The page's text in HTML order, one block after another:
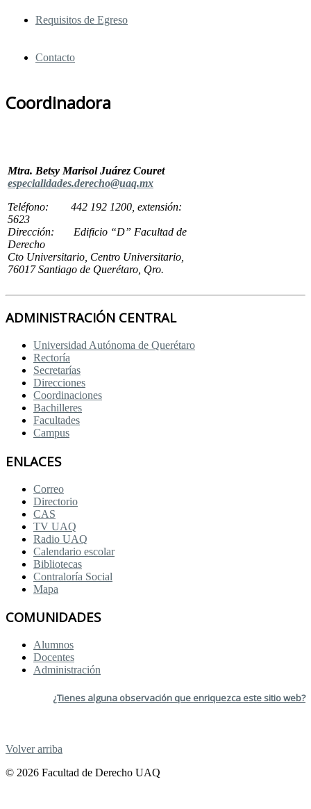
Requisitos de Egreso
Contacto
Coordinadora
Mtra. Betsy Marisol Juárez Couret
especialidades.derecho@uaq.mx
Teléfono: 442 192 1200, extensión:
5623
Dirección: Edificio “D” Facultad de
Derecho
Cto Universitario, Centro Universitario,
76017 Santiago de Querétaro, Qro.
ADMINISTRACIÓN CENTRAL
Universidad Autónoma de Querétaro
Rectoría
Secretarías
Direcciones
Coordinaciones
Bachilleres
Facultades
Campus
ENLACES
Correo
Directorio
CAS
TV UAQ
Radio UAQ
Calendario escolar
Bibliotecas
Contraloría Social
Mapa
COMUNIDADES
Alumnos
Docentes
Administración
¿Tienes alguna observación que enriquezca este sitio web?
Volver arriba
© 2026 Facultad de Derecho UAQ